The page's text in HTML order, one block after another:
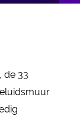
de 33